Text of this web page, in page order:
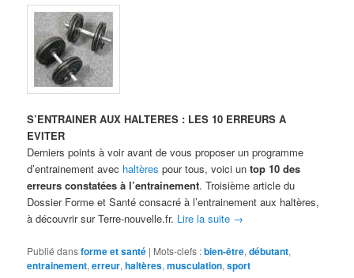
S’ENTRAINER AUX HALTERES : LES 10 ERREURS A
EVITER
Derniers points à voir avant de vous proposer un programme
d’entrainement avec haltères pour tous, voici untop 10 des
erreurs constatées à l’entrainement. Troisième article du
Dossier Forme et Santé consacré à l’entrainement aux haltères,
à découvrir sur Terre-nouvelle.fr. Lire la suite →
Publié dansforme et santé | Mots-clefs :bien-être,débutant,
entrainement,erreur,haltères,musculation,sport